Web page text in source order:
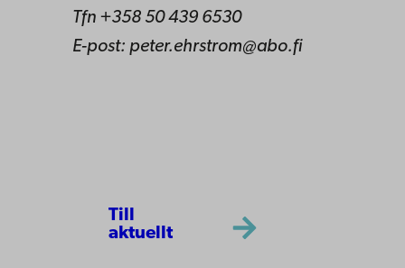
Tfn +358 50 439 6530
E-post: peter.ehrstrom@abo.fi
Till
aktuellt